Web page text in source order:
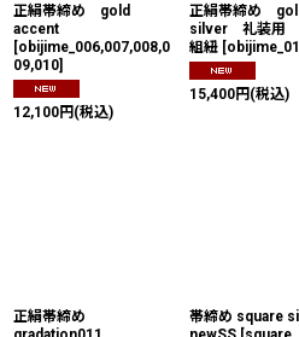
正絹帯締め gold
accent
[obijime_006,007,008,0
09,010]
12,100円 (税込)
正絹帯締め
silver 礼装
組紐 [
15,400円 (税込)
正絹帯締め
帯締め square